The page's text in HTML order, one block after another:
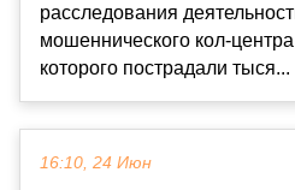
расследования
мошеннического кол-
которого пострадали тыся...
16:10, 24 Июн